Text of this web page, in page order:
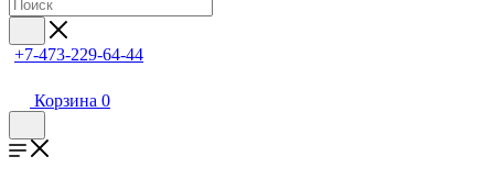
+7-473-229-64-44
Корзина 0